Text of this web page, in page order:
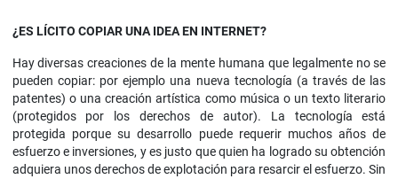
¿ES LÍCITO COPIAR UNA IDEA EN INTERNET?
Hay diversas creaciones de la mente humana que legalmente no se
pueden copiar: por ejemplo una nueva tecnología (a través de las
patentes) o una creación artística como música o un texto literario
(protegidos por los derechos de autor). La tecnología está
protegida porque su desarrollo puede requerir muchos años de
esfuerzo e inversiones, y es justo que quien ha logrado su obtención
adquiera unos derechos de explotación para resarcir el esfuerzo. Sin